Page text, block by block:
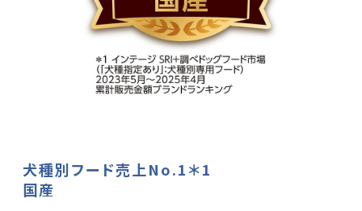
犬種別フード売上No.1＊1
国産